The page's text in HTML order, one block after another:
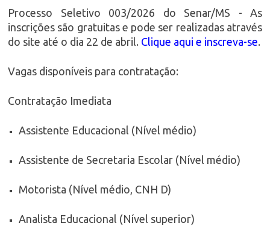
Processo Seletivo 003/2026 do Senar/MS - As
inscrições são gratuitas e pode ser realizadas através
do site até o dia 22 de abril. Clique aqui e inscreva-se.
Vagas disponíveis para contratação:
Contratação Imediata
Assistente Educacional (Nível médio)
Assistente de Secretaria Escolar (Nível médio)
Motorista (Nível médio, CNH D)
Analista Educacional (Nível superior)